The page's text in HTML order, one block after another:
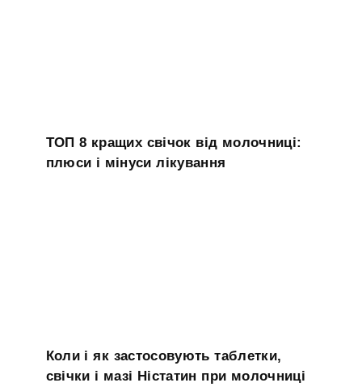
ТОП 8 кращих свічок від молочниці:
плюси і мінуси лікування
Коли і як застосовують таблетки,
свічки і мазі Ністатин при молочниці